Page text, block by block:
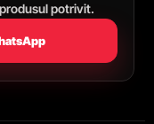
potrivit.